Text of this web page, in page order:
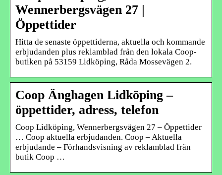
Wennerbergsvägen 27 |
Öppettider
Hitta de senaste öppettiderna, aktuella och kommande
erbjudanden plus reklamblad från den lokala Coop-
butiken på 53159 Lidköping, Råda Mossevägen 2.
Coop Änghagen Lidköping –
öppettider, adress, telefon
Coop Lidköping, Wennerbergsvägen 27 – Öppettider
… Coop aktuella erbjudanden. Coop – Aktuella
erbjudande – Förhandsvisning av reklamblad från
butik Coop …